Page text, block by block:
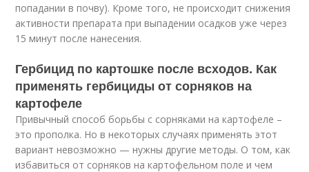
попадании в почву). Кроме того, не происходит снижения
активности препарата при выпадении осадков уже через
15 минут после нанесения.
Гербицид по картошке после всходов. Как
применять гербициды от сорняков на
картофеле
Привычный способ борьбы с сорняками на картофеле –
это прополка. Но в некоторых случаях применять этот
вариант невозможно — нужны другие методы. О том, как
избавиться от сорняков на картофельном поле и чем